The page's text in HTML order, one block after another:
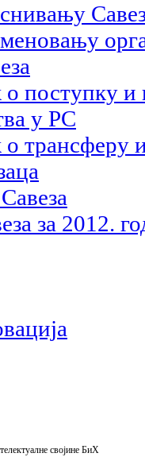
поступку и
у РС
трансферу
за 2012.
својине БиХ